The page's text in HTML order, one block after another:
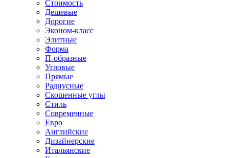
Стоимость
Дешевые
Дорогие
Эконом-класс
Элитные
Форма
П-образные
Угловые
Прямые
Радиусные
Скошенные углы
Стиль
Современные
Евро
Английские
Дизайнерские
Итальянские